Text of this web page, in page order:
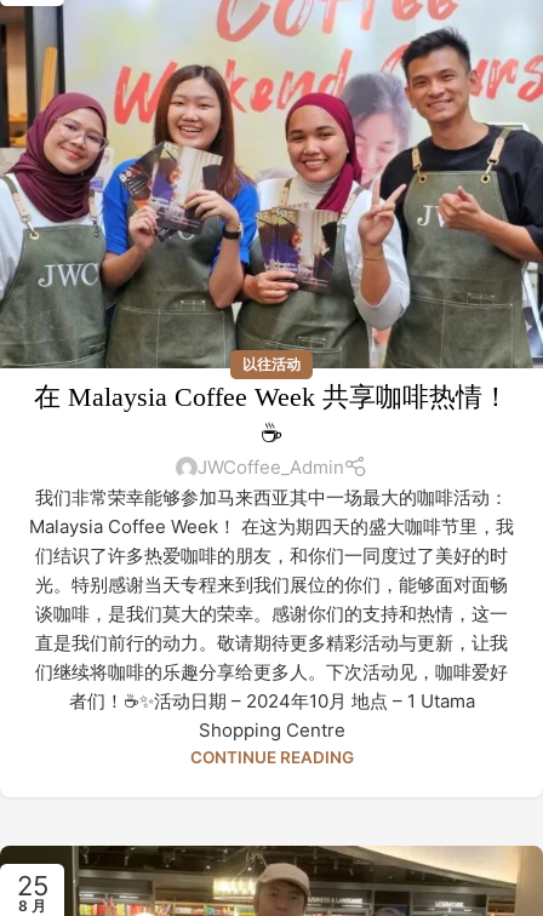
以往活动
在 Malaysia Coffee Week 共享咖啡热情！
☕
JWCoffee_Admin
我们非常荣幸能够参加马来西亚其中一场最大的咖啡活动：
Malaysia Coffee Week！ 在这为期四天的盛大咖啡节里，我
们结识了许多热爱咖啡的朋友，和你们一同度过了美好的时
光。特别感谢当天专程来到我们展位的你们，能够面对面畅
谈咖啡，是我们莫大的荣幸。感谢你们的支持和热情，这一
直是我们前行的动力。敬请期待更多精彩活动与更新，让我
们继续将咖啡的乐趣分享给更多人。下次活动见，咖啡爱好
者们！☕✨活动日期 – 2024年10月 地点 – 1 Utama
Shopping Centre
CONTINUE READING
25
8 月